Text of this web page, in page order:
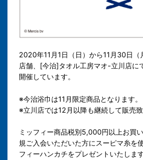
2020年11月1日（日）から11月30日（
店舗、[今治]タオル工房マオ-立川店に
開催しています。
※今治浴巾は11月限定商品となります。
※立川店では12月以降も継続して販売致
ミッフィー商品税別5,000円以上お買
規ご入会いただいた方にスーピマ糸を
フィーハンカチをプレゼントいたします